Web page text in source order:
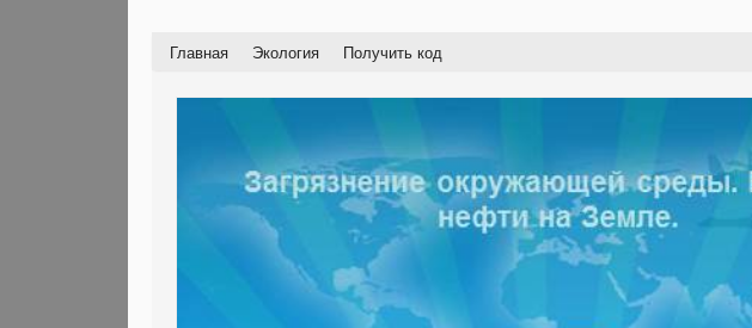
Главная Экология Получить код